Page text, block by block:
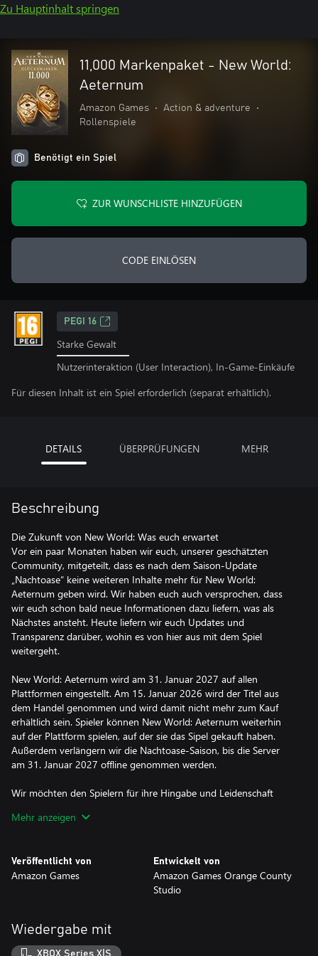
Zu Hauptinhalt springen
11,000 Markenpaket - New World:
Aeternum
Amazon Games • Action & adventure
•
Rollenspiele
Benötigt ein Spiel
ZUR WUNSCHLISTE HINZUFÜGEN
CODE EINLÖSEN
PEGI 16
Starke Gewalt
Nutzerinteraktion (User Interaction), In-Game-Einkäufe
Für diesen Inhalt ist ein Spiel erforderlich (separat erhältlich).
DETAILS ÜBERPRÜFUNGEN MEHR
Beschreibung
Die Zukunft von New World: Was euch erwartet
Vor ein paar Monaten haben wir euch, unserer geschätzten
Community, mitgeteilt, dass es nach dem Saison-Update
„Nachtoase“ keine weiteren Inhalte mehr für New World:
Aeternum geben wird. Wir haben euch auch versprochen, dass
wir euch schon bald neue Informationen dazu liefern, was als
Nächstes ansteht. Heute liefern wir euch Updates und
Transparenz darüber, wohin es von hier aus mit dem Spiel
weitergeht.
New World: Aeternum wird am 31. Januar 2027 auf allen
Plattformen eingestellt. Am 15. Januar 2026 wird der Titel aus
dem Handel genommen und wird damit nicht mehr zum Kauf
erhältlich sein. Spieler können New World: Aeternum weiterhin
auf der Plattform spielen, auf der sie das Sipel gekauft haben.
Außerdem verlängern wir die Nachtoase-Saison, bis die Server
am 31. Januar 2027 offline genommen werden.
Wir möchten den Spielern für ihre Hingabe und Leidenschaft
Kreieren der Welt von Aeternum verbracht haben. Gemeinsam
Ehre, so viel mit der Community teilen zu können.
Es war uns eine Freude, an New World: Aeternum zu arbeiten
darauf, dieses fantastische Abenteuer mit einem Abschied zu
würdigen, der einem legendären Helden gerecht wird. Von
Mehr anzeigen
Veröffentlicht von
Amazon Games
Entwickelt von
Amazon Games Orange County
Studio
Wiedergabe mit